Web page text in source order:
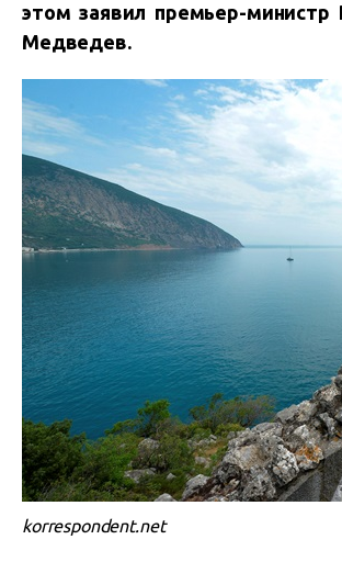
этом заявил премьер-
Медведев.
korrespondent.net